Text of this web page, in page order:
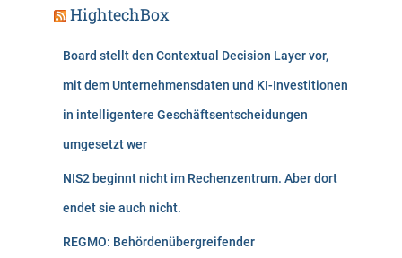
HightechBox
Board stellt den Contextual Decision Layer vor,
mit dem Unternehmensdaten und KI-Investitionen
in intelligentere Geschäftsentscheidungen
umgesetzt wer
NIS2 beginnt nicht im Rechenzentrum. Aber dort
endet sie auch nicht.
REGMO: Behördenübergreifender